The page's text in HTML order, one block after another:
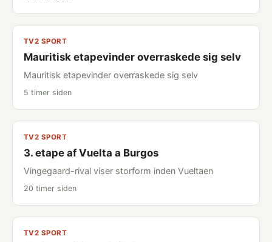
TV2 SPORT
Mauritisk etapevinder overraskede sig selv
Mauritisk etapevinder overraskede sig selv
5 timer siden
TV2 SPORT
3. etape af Vuelta a Burgos
Vingegaard-rival viser storform inden Vueltaen
20 timer siden
TV2 SPORT